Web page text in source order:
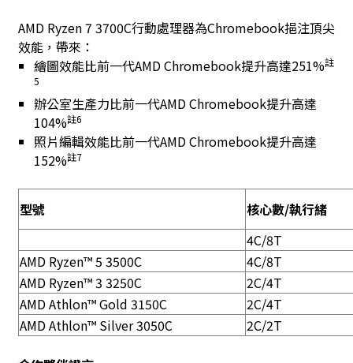
AMD Ryzen 7 3700C行動處理器為Chromebook挹注頂尖
效能，帶來：
繪圖效能比前一代AMD Chromebook提升高達251%註
5
辦公室生產力比前一代AMD Chromebook提升高達
104%註6
照片編輯效能比前一代AMD Chromebook提升高達
152%註7
型號 核心數/執行緒
4C/8T
AMD Ryzen™ 5 3500C
4C/8T
AMD Ryzen™ 3 3250C
2C/4T
AMD Athlon™ Gold 3150C
2C/4T
AMD Athlon™ Silver 3050C
2C/2T